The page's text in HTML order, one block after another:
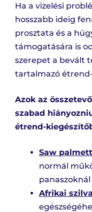
Ha a vizelési
hosszabb ideig
prosztata és a
támogatására is
szerepet a bevált
tartalmazó
Azok az
szabad
étrend-
Saw
normál
panaszoknál
Afrikai szilva